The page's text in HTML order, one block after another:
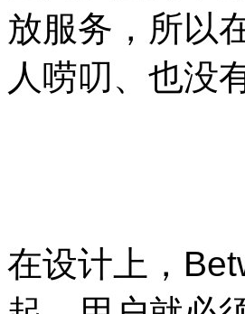
放服务，所以
人唠叨、也没
在设计上，